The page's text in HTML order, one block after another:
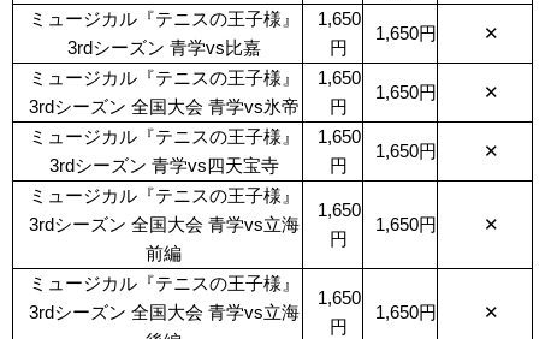
ミュージカル『テニスの王子様』
3rdシーズン 青学vs比嘉
1,650
円
1,650円 ✕
ミュージカル『テニスの王子様』
3rdシーズン 全国大会 青学vs氷帝
1,650
円
1,650円 ✕
ミュージカル『テニスの王子様』
3rdシーズン 青学vs四天宝寺
1,650
円
1,650円 ✕
ミュージカル『テニスの王子様』
3rdシーズン 全国大会 青学vs立海
前編
1,650
円
1,650円 ✕
ミュージカル『テニスの王子様』
3rdシーズン 全国大会 青学vs立海
1,650
円
1,650円 ✕